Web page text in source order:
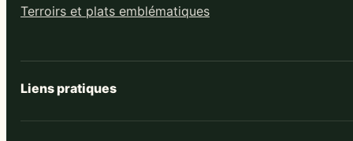
Terroirs et plats emblématiques
Liens pratiques